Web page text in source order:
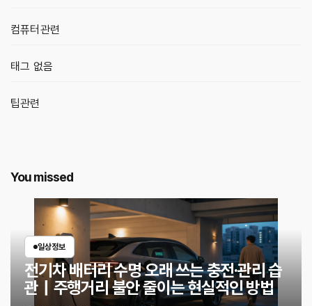
컴퓨터관련
태그 없음
팁관련
You missed
일상정보
전기차 배터리 수명 오래 쓰는 충전·관리 습
관｜주행거리 불안 줄이는 현실적인 방법